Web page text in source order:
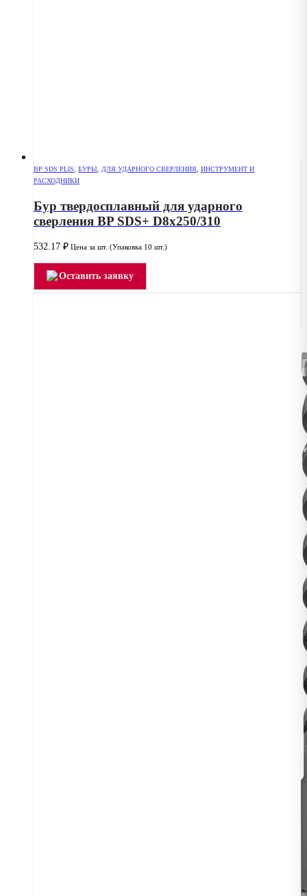
BP SDS PLIS БУРЫ ДЛЯ УДАРНОГО СВЕРЛЕНИЯ ИНСТРУМЕНТ И
РАСХОДНИКИ
Бур твердосплавный для ударного
сверления BP SDS+ D8x250/310
532.17 ₽ Цена за шт. (Упаковка 10 шт.)
Оставить заявку